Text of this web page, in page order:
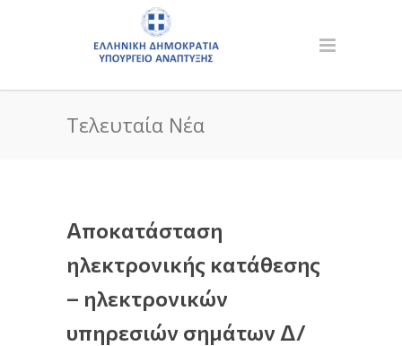
Τελευταία Νέα
Αποκατάσταση
ηλεκτρονικής κατάθεσης
– ηλεκτρονικών
υπηρεσιών σημάτων Δ/